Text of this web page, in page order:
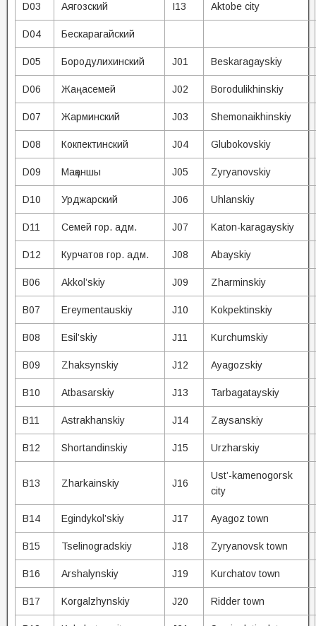
D03 Аягозский I13 Aktobe city
D04 Бескарагайский
D05 Бородулихинский J01 Beskaragayskiy
D06 Жаңасемей J02 Borodulikhinskiy
D07 Жарминский J03 Shemonaikhinskiy
D08 Кокпектинский J04 Glubokovskiy
D09 Мақаншы J05 Zyryanovskiy
D10 Урджарский J06 Uhlanskiy
D11 Семей гор. адм. J07 Katon-karagayskiy
D12 Курчатов гор. адм. J08 Abayskiy
B06 Akkol’skiy J09 Zharminskiy
B07 Ereymentauskiy J10 Kokpektinskiy
B08 Esil’skiy J11 Kurchumskiy
B09 Zhaksynskiy J12 Ayagozskiy
B10 Atbasarskiy J13 Tarbagatayskiy
B11 Astrakhanskiy J14 Zaysanskiy
B12 Shortandinskiy J15 Urzharskiy
B13 Zharkainskiy J16
Ust’-kamenogorsk
city
B14 Egindykol’skiy J17 Ayagoz town
B15 Tselinogradskiy J18 Zyryanovsk town
B16 Arshalynskiy J19 Kurchatov town
B17 Korgalzhynskiy J20 Ridder town